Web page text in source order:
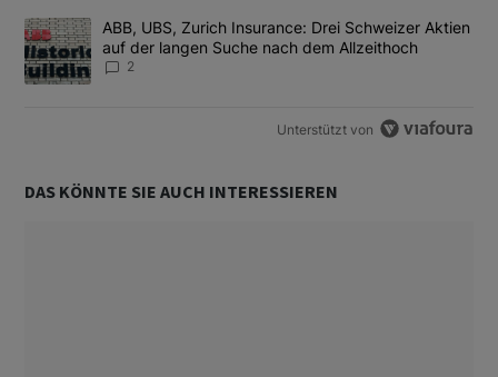
Ein Trendartikel mit dem Titel "ABB, UBS, Zurich Insurance:
ABB, UBS, Zurich Insurance: Drei Schweizer Aktien
auf der langen Suche nach dem Allzeithoch
2
Unterstützt von
DAS KÖNNTE SIE AUCH INTERESSIEREN